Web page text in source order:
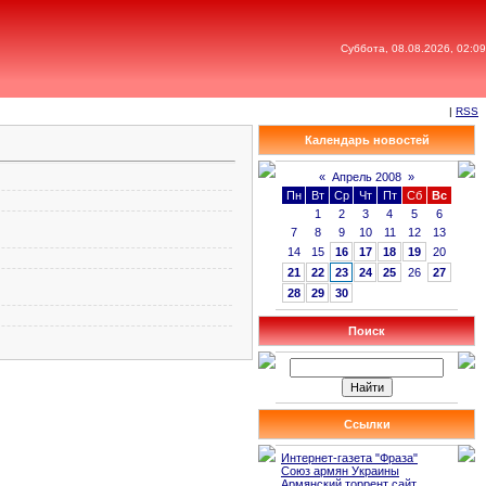
Суббота, 08.08.2026, 02:09
| RSS
Календарь новостей
« Апрель 2008 »
Пн
Вт Ср Чт Пт Сб
Вс
1
2 3 4 5
6
7
8 9 10 11 12
13
14
15 16 17 18 19
20
21
22 23 24 25 26
27
28
29 30
Поиск
Ссылки
Интернет-газета "Фраза"
Союз армян Украины